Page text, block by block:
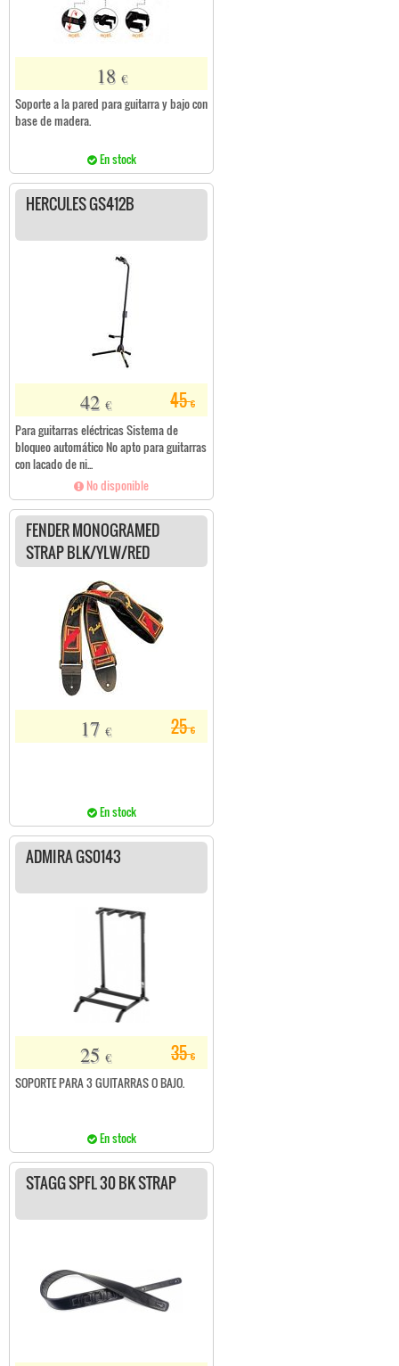
18 €
Soporte a la pared para guitarra y bajo con
base de madera.
En stock
HERCULES GS412B
45€
42 €
Para guitarras eléctricas Sistema de
bloqueo automático No apto para guitarras
con lacado de ni...
No disponible
FENDER MONOGRAMED
STRAP BLK/YLW/RED
25€
17 €
En stock
ADMIRA GS0143
35€
25 €
SOPORTE PARA 3 GUITARRAS O BAJO.
En stock
STAGG SPFL 30 BK STRAP